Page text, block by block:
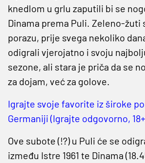
knedlom u grlu zaputili bi se
Dinama prema Puli. Zeleno-žuti
porazu, prije svega nekoliko
odigrali vjerojatno i svoju
sezone, ali stara je priča da se
za dojam, već za golove.
Igrajte svoje favorite iz široke
Germaniji (Igrajte odgovorno,
Ove subote (!?) u Puli će se
između Istre 1961 te Dinama